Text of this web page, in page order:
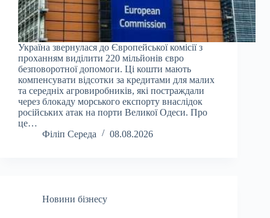
Україна звернулася до Європейської комісії з
проханням виділити 220 мільйонів євро
безповоротної допомоги. Ці кошти мають
компенсувати відсотки за кредитами для малих
та середніх агровиробників, які постраждали
через блокаду морського експорту внаслідок
російських атак на порти Великої Одеси. Про
це…
Філіп Середа
08.08.2026
Новини бізнесу